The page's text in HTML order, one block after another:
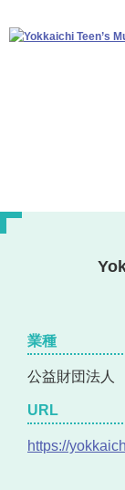
業種
公益財団法人
URL
https://